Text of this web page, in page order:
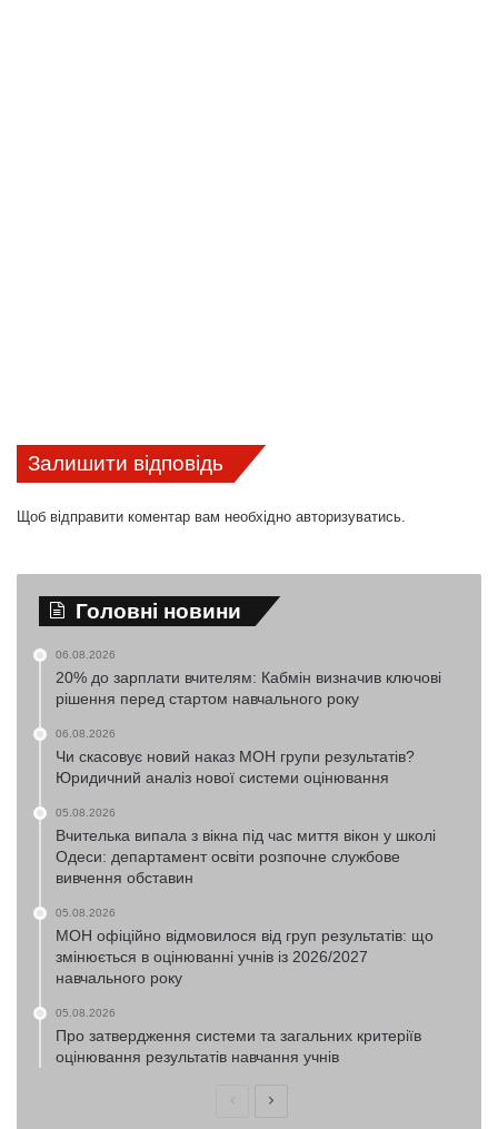
Залишити відповідь
Щоб відправити коментар вам необхідно авторизуватись.
Головні новини
06.08.2026
20% до зарплати вчителям: Кабмін визначив ключові
рішення перед стартом навчального року
06.08.2026
Чи скасовує новий наказ МОН групи результатів?
Юридичний аналіз нової системи оцінювання
05.08.2026
Вчителька випала з вікна під час миття вікон у школі
Одеси: департамент освіти розпочне службове
вивчення обставин
05.08.2026
МОН офіційно відмовилося від груп результатів: що
змінюється в оцінюванні учнів із 2026/2027
навчального року
05.08.2026
Про затвердження системи та загальних критеріїв
оцінювання результатів навчання учнів
ПопередняНаступна